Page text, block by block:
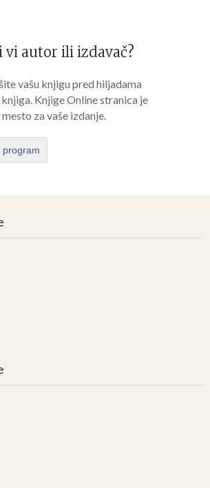
vi autor ili izdavač?
vašu knjigu pred hiljadama
Knjige Online stranica je
za vaše izdanje.
program